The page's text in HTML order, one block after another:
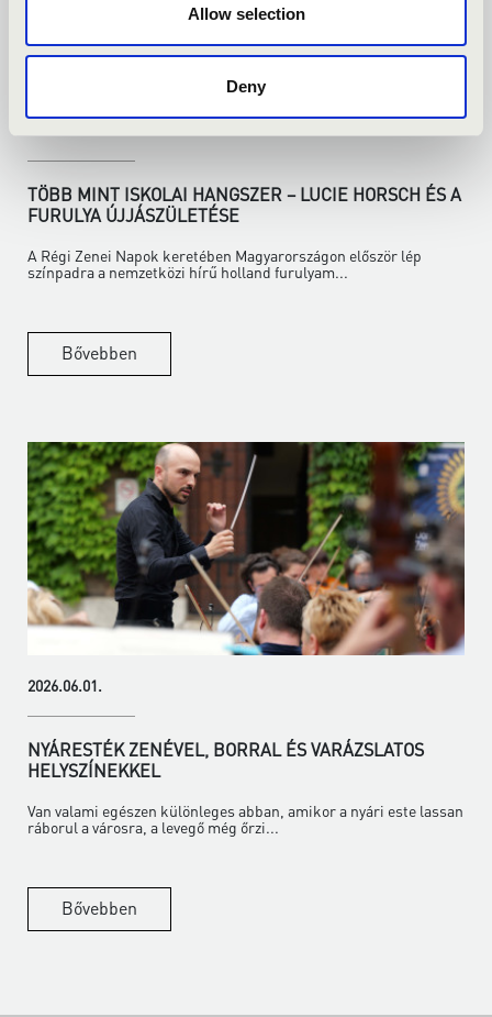
Allow selection
Deny
TÖBB MINT ISKOLAI HANGSZER – LUCIE HORSCH ÉS A
FURULYA ÚJJÁSZÜLETÉSE
A Régi Zenei Napok keretében Magyarországon először lép
színpadra a nemzetközi hírű holland furulyam...
Bővebben
2026.06.01.
NYÁRESTÉK ZENÉVEL, BORRAL ÉS VARÁZSLATOS
HELYSZÍNEKKEL
Van valami egészen különleges abban, amikor a nyári este lassan
ráborul a városra, a levegő még őrzi...
Bővebben